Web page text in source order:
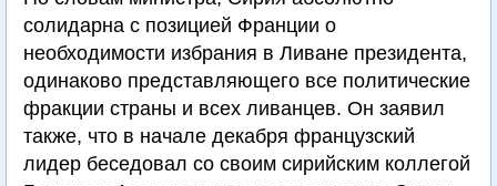
солидарна с позицией Франции о
необходимости избрания в Ливане президента,
одинаково представляющего все политические
фракции страны и всех ливанцев. Он заявил
также, что в начале декабря французский
лидер беседовал со своим сирийским коллегой